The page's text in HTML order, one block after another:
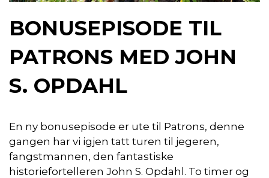
BONUSEPISODE TIL
PATRONS MED JOHN
S. OPDAHL
En ny bonusepisode er ute til Patrons, denne
gangen har vi igjen tatt turen til jegeren,
fangstmannen, den fantastiske
historiefortelleren John S. Opdahl. To timer og